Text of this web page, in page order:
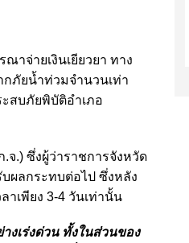
าจ่ายเงินเยียวยา ทาง
ภัยน้ำท่วมจำนวนเท่า
สบภัยพิบัติอำเภอ
.) ซึ่งผู้ว่าราชการจังหวัด
ผลกระทบต่อไป ซึ่งหลัง
าเพียง 3-4 วันเท่านั้น
งเร่งด่วน ทั้งในส่วนของ